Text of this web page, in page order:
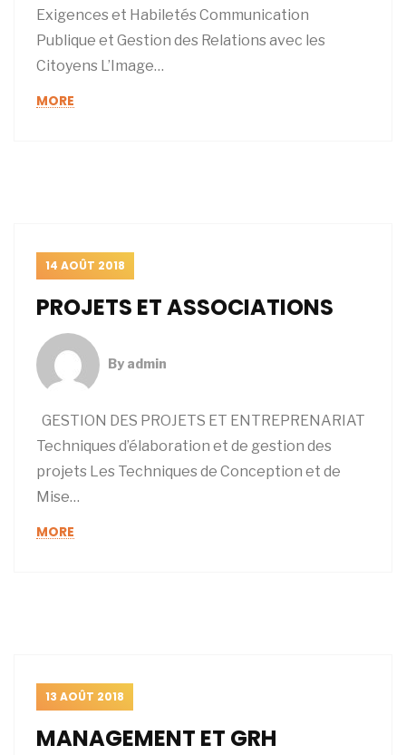
Exigences et Habiletés Communication
Publique et Gestion des Relations avec les
Citoyens L’Image…
MORE
14 AOÛT 2018
PROJETS ET ASSOCIATIONS
By admin
GESTION DES PROJETS ET ENTREPRENARIAT
Techniques d’élaboration et de gestion des
projets Les Techniques de Conception et de
Mise…
MORE
13 AOÛT 2018
MANAGEMENT ET GRH